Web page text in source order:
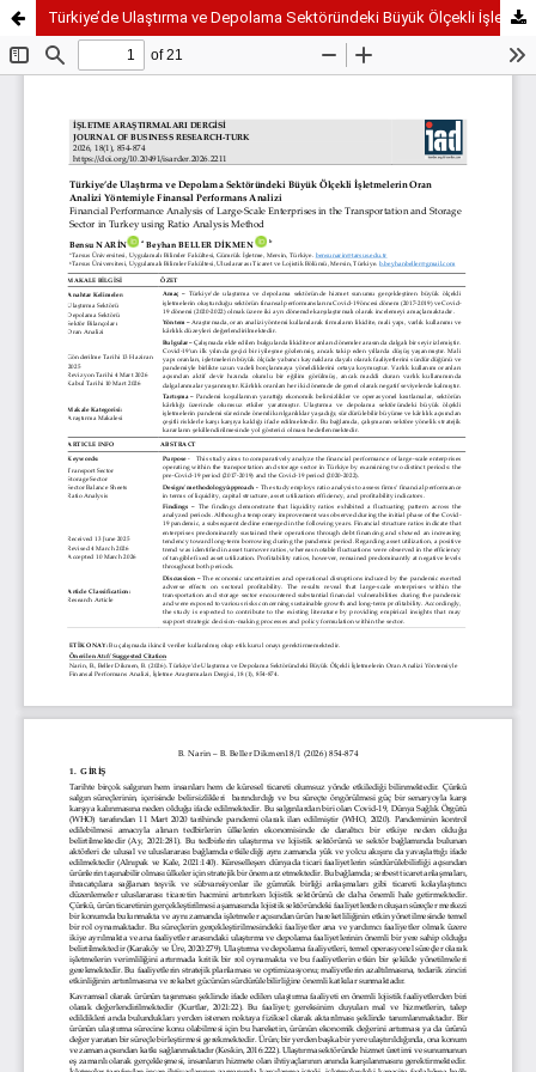
Türkiye’de Ulaştırma ve Depolama Sektöründeki Büyük Ölçekli İşletmelerin Oran Analizi Yöntemiyle Finansal Performans Analizi